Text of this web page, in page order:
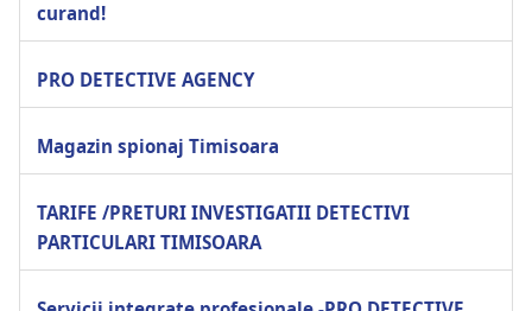
curand!
PRO DETECTIVE AGENCY
Magazin spionaj Timisoara
TARIFE /PRETURI INVESTIGATII DETECTIVI
PARTICULARI TIMISOARA